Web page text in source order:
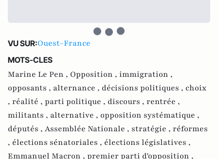
VU SUR:Ouest-France
MOTS-CLES
Marine Le Pen , Opposition , immigration ,
opposants , alternance , décisions politiques , choix
, réalité , parti politique , discours , rentrée ,
militants , alternative , opposition systématique ,
députés , Assemblée Nationale , stratégie , réformes
, élections sénatoriales , élections législatives ,
Emmanuel Macron , premier parti d'opposition ,